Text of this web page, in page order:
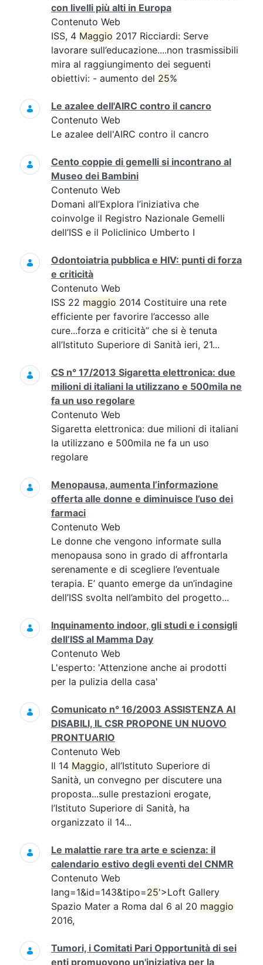
con livelli più alti in Europa
Contenuto Web
ISS, 4 Maggio 2017 Ricciardi: Serve
lavorare sull’educazione....non trasmissibili
mira al raggiungimento dei seguenti
obiettivi: - aumento del 25%
Le azalee dell'AIRC contro il cancro
Contenuto Web
Le azalee dell'AIRC contro il cancro
Cento coppie di gemelli si incontrano al
Museo dei Bambini
Contenuto Web
Domani all’Explora l’iniziativa che
coinvolge il Registro Nazionale Gemelli
dell’ISS e il Policlinico Umberto I
Odontoiatria pubblica e HIV: punti di forza
e criticità
Contenuto Web
ISS 22 maggio 2014 Costituire una rete
efficiente per favorire l’accesso alle
cure...forza e criticità” che si è tenuta
all’Istituto Superiore di Sanità ieri, 21...
CS n° 17/2013 Sigaretta elettronica: due
milioni di italiani la utilizzano e 500mila ne
fa un uso regolare
Contenuto Web
Sigaretta elettronica: due milioni di italiani
la utilizzano e 500mila ne fa un uso
regolare
Menopausa, aumenta l’informazione
offerta alle donne e diminuisce l’uso dei
farmaci
Contenuto Web
Le donne che vengono informate sulla
menopausa sono in grado di affrontarla
serenamente e di scegliere l’eventuale
terapia. E’ quanto emerge da un’indagine
dell’ISS svolta nell’ambito del progetto...
Inquinamento indoor, gli studi e i consigli
dell’ISS al Mamma Day
Contenuto Web
L'esperto: 'Attenzione anche ai prodotti
per la pulizia della casa'
Comunicato n° 16/2003 ASSISTENZA AI
DISABILI, IL CSR PROPONE UN NUOVO
PRONTUARIO
Contenuto Web
Il 14 Maggio, all’Istituto Superiore di
Sanità, un convegno per discutere una
proposta...sulle prestazioni erogate,
l’Istituto Superiore di Sanità, ha
organizzato il 14...
Le malattie rare tra arte e scienza: il
calendario estivo degli eventi del CNMR
Contenuto Web
lang=1&id=143&tipo=25'>Loft Gallery
Spazio Mater a Roma dal 6 al 20 maggio
2016,
Tumori, i Comitati Pari Opportunità di sei
enti promuovono un'iniziativa per la